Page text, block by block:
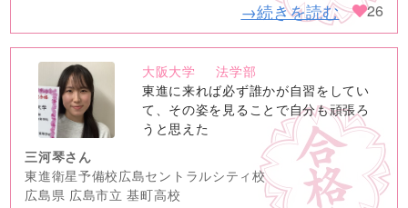
→続きを読む 26
no
image
大阪大学
法学部
東進に来れば必ず誰かが自習をしてい
て、その姿を見ることで自分も頑張ろ
うと思えた
三河琴さん
東進衛星予備校広島セントラルシティ校
広島県 広島市立 基町高校